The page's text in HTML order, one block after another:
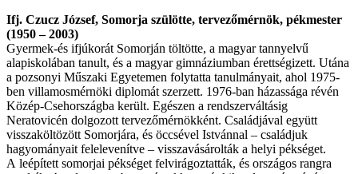
Ifj. Czucz József, Somorja szülötte, tervezőmérnök, pékmester
(1950 – 2003)
Gyermek-és ifjúkorát Somorján töltötte, a magyar tannyelvű
alapiskolában tanult, és a magyar gimnáziumban érettségizett. Utána
a pozsonyi Műszaki Egyetemen folytatta tanulmányait, ahol 1975-
ben villamosmérnöki diplomát szerzett. 1976-ban házassága révén
Közép-Csehországba került. Egészen a rendszerváltásig
Neratovicén dolgozott tervezőmérnökként. Családjával együtt
visszaköltözött Somorjára, és öccsével Istvánnal – családjuk
hagyományait felelevenítve – visszavásárolták a helyi pékséget.
A leépített somorjai pékséget felvirágoztatták, és országos rangra